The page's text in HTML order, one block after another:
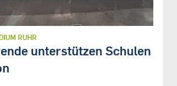
RUHR
unterstützen Schulen